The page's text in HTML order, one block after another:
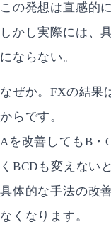
この発想は直感的
しかし実際には、
にならない。
なぜか。FXの結果
からです。
Aを改善してもB・
くBCDも変えない
具体的な手法の改
なくなります。